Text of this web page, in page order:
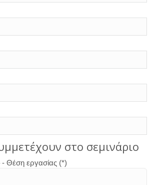
στο σεμινάριο
Θέση εργασίας (*)